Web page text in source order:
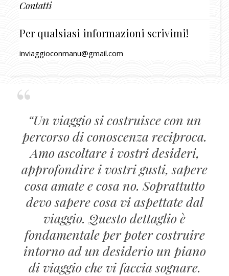
Contatti
Per qualsiasi informazioni scrivimi!
inviaggioconmanu@gmail.com
“Un viaggio si costruisce con un
percorso di conoscenza reciproca.
Amo ascoltare i vostri desideri,
approfondire i vostri gusti, sapere
cosa amate e cosa no. Soprattutto
devo sapere cosa vi aspettate dal
viaggio. Questo dettaglio è
fondamentale per poter costruire
intorno ad un desiderio un piano
di viaggio che vi faccia sognare.